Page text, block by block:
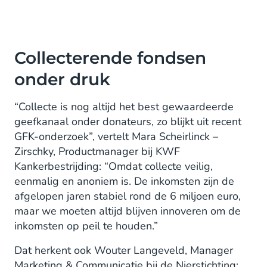
Collecterende fondsen
onder druk
“Collecte is nog altijd het best gewaardeerde
geefkanaal onder donateurs, zo blijkt uit recent
GFK-onderzoek”, vertelt Mara Scheirlinck –
Zirschky, Productmanager bij KWF
Kankerbestrijding: “Omdat collecte veilig,
eenmalig en anoniem is. De inkomsten zijn de
afgelopen jaren stabiel rond de 6 miljoen euro,
maar we moeten altijd blijven innoveren om de
inkomsten op peil te houden.”
Dat herkent ook Wouter Langeveld, Manager